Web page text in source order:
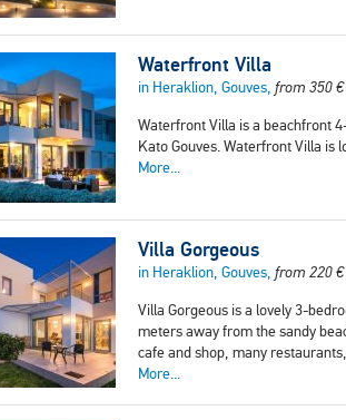
Waterfront Villa
in Heraklion, Gouves, from 350€
Waterfront Villa is a beachfront
Kato Gouves. Waterfront Villa is
More...
Villa Gorgeous
in Heraklion, Gouves, from 220€
Villa Gorgeous is a lovely 3-
meters away from the sandy
cafe and shop, many
More...